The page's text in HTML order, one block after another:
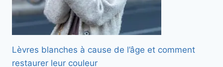
Lèvres blanches à cause de l’âge et comment
restaurer leur couleur